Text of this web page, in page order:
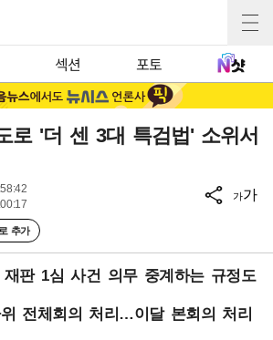
섹션 포토
로 '더 센 3대 특검법' 소위서
추가
가가
재판 1심 사건 의무 중계하는 규정도
전체회의 처리…이달 본회의 처리